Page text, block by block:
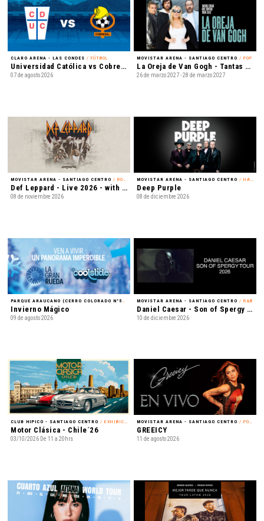
CLARO ARENA - LAS CONDES / FÚTBOL
Universidad Católica vs Cobresal - Liga de Primera Mercado Libre - Fecha 18
07 de agosto 2026
MOVISTAR ARENA - SANTIAGO CENTRO / POP
La Oreja de Van Gogh - Tantas cosas que contar Tour 2027
26 de marzo 2027 - 28 de marzo 2027
MOVISTAR ARENA - SANTIAGO CENTRO / ROCK
Def Leppard - Live 2026 - with Special Guest Extreme
08 de noviembre 2026
MOVISTAR ARENA - SANTIAGO CENTRO / HARD ROCK
Deep Purple
08 de diciembre 2026
PARQUE ARAUCANO (CERRO COLORADO N°5435) - LAS CONDES / FAMILIA
Invierno Mágico
09 de agosto 2026
MOVISTAR ARENA - SANTIAGO CENTRO / R&B
Daniel Caesar - Son of Spergy Tour 2026
10 de diciembre 2026
CLUB HIPICO - SANTIAGO CENTRO / EXHIBICIÓN
Motor Clásica - Chile´26
03/10/2026 De 11 a 20hrs
MOVISTAR ARENA - SANTIAGO CENTRO / POP LATINO
GREEICY
11 de agosto 2026